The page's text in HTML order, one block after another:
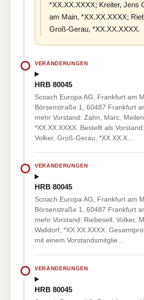
*XX.XX.XXXX; Kreiter, Jens
am Main, *XX.XX.XXXX;
Groß-Gerau, *XX.XX.XXXX.
VERÄNDERUNGEN
HRB 80045
Scoach Europa AG, Frankfurt am
Börsenstraße 1, 60487 Frankfurt
mehr Vorstand: Zahn, Marc,
*XX.XX.XXXX. Bestellt als
Volker, Groß-Gerau, *XX.XX.X…
VERÄNDERUNGEN
HRB 80045
Scoach Europa AG, Frankfurt am
Börsenstraße 1, 60487 Frankfurt
mehr Vorstand: Riebesell, Volker,
Walldorf, *XX.XX.XXXX.
mit einem Vorstandsmitglie…
VERÄNDERUNGEN
HRB 80045